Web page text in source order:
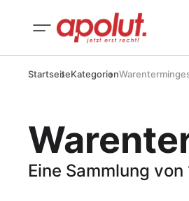
StartseiteKategorien
Eine Sammlung von